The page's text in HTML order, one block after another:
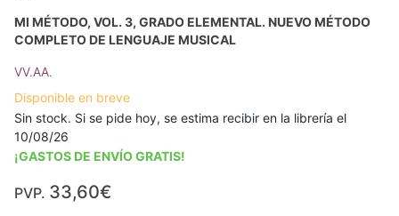
MI MÉTODO, VOL. 3, GRADO ELEMENTAL. NUEVO MÉTODO
COMPLETO DE LENGUAJE MUSICAL
VV.AA.
Disponible en breve
Sin stock. Si se pide hoy, se estima recibir en la librería el
10/08/26
¡GASTOS DE ENVÍO GRATIS!
PVP. 33,60€